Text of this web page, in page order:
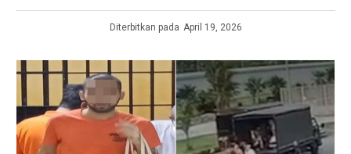
Diterbitkan pada April 19, 2026